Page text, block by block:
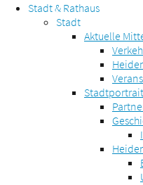
Stadt & Rathaus
Stadt
Aktuelle
Stadtportrait